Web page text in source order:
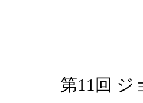
第11回 ジ